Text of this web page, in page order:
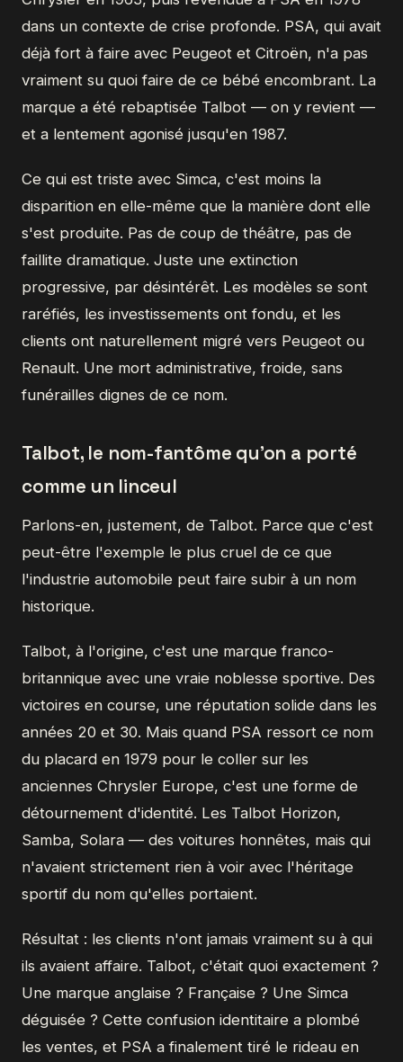
dans un contexte de crise profonde. PSA, qui avait
déjà fort à faire avec Peugeot et Citroën, n'a pas
vraiment su quoi faire de ce bébé encombrant. La
marque a été rebaptisée Talbot — on y revient —
et a lentement agonisé jusqu'en 1987.
Ce qui est triste avec Simca, c'est moins la
disparition en elle-même que la manière dont elle
s'est produite. Pas de coup de théâtre, pas de
faillite dramatique. Juste une extinction
progressive, par désintérêt. Les modèles se sont
raréfiés, les investissements ont fondu, et les
clients ont naturellement migré vers Peugeot ou
Renault. Une mort administrative, froide, sans
funérailles dignes de ce nom.
Talbot, le nom-fantôme qu'on a porté
comme un linceul
Parlons-en, justement, de Talbot. Parce que c'est
peut-être l'exemple le plus cruel de ce que
l'industrie automobile peut faire subir à un nom
historique.
Talbot, à l'origine, c'est une marque franco-
britannique avec une vraie noblesse sportive. Des
victoires en course, une réputation solide dans les
années 20 et 30. Mais quand PSA ressort ce nom
du placard en 1979 pour le coller sur les
anciennes Chrysler Europe, c'est une forme de
détournement d'identité. Les Talbot Horizon,
Samba, Solara — des voitures honnêtes, mais qui
n'avaient strictement rien à voir avec l'héritage
sportif du nom qu'elles portaient.
Résultat : les clients n'ont jamais vraiment su à qui
ils avaient affaire. Talbot, c'était quoi exactement ?
Une marque anglaise ? Française ? Une Simca
déguisée ? Cette confusion identitaire a plombé
les ventes, et PSA a finalement tiré le rideau en